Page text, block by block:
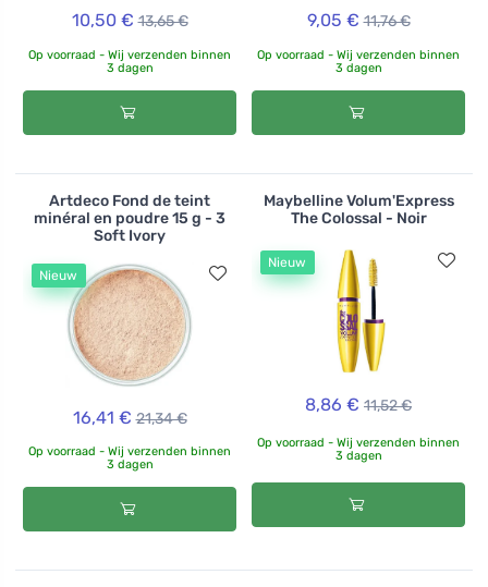
10,50 € 13,65 €
Op voorraad - Wij verzenden binnen
3 dagen
9,05 € 11,76 €
Op voorraad - Wij verzenden binnen
3 dagen
Artdeco Fond de teint
minéral en poudre 15 g - 3
Soft Ivory
Nieuw
16,41 € 21,34 €
Op voorraad - Wij verzenden binnen
3 dagen
Maybelline Volum'Express
The Colossal - Noir
Nieuw
8,86 € 11,52 €
Op voorraad - Wij verzenden binnen
3 dagen